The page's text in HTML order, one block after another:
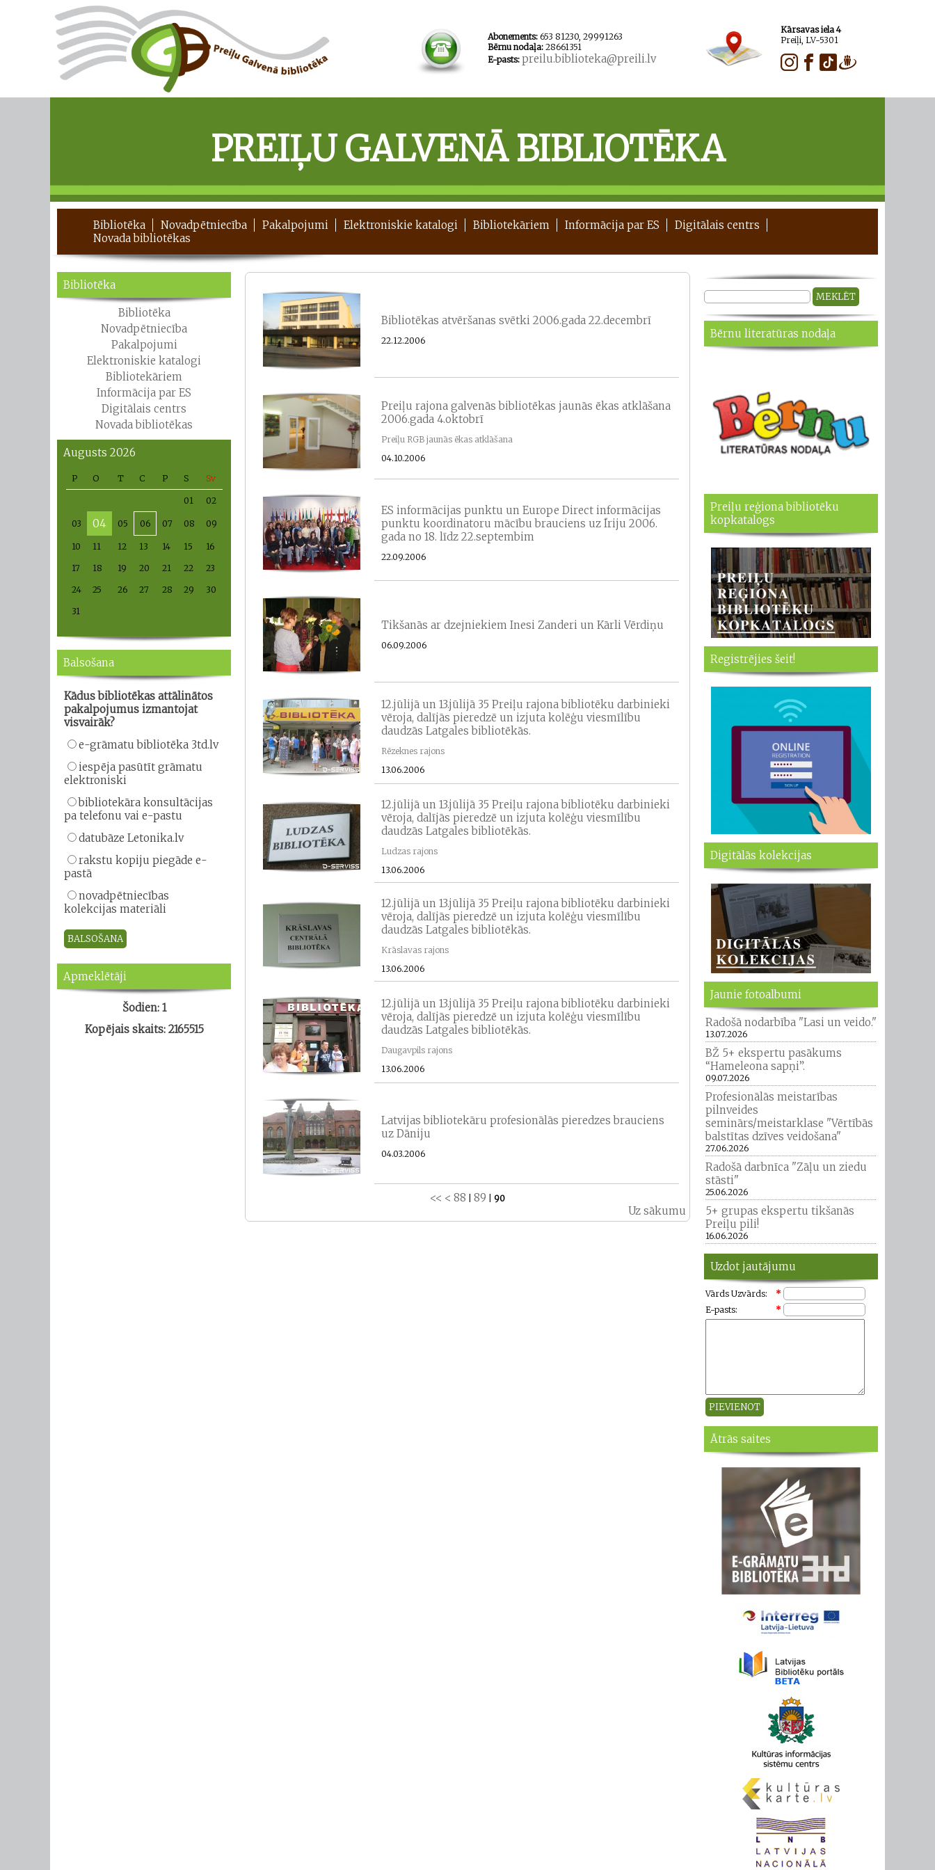
Abonements: 653 81230, 29991263
Bērnu nodaļa: 28661351
E-pasts: preilu.biblioteka@preili.lv
Kārsavas iela 4
Preiļi, LV-5301
PREIĻU GALVENĀ BIBLIOTĒKA
Bibliotēka Novadpētniecība Pakalpojumi Elektroniskie katalogi Bibliotekāriem Informācija par ES
Digitālais centrs
Novada bibliotēkas
Bibliotēka
Bibliotēka
Novadpētniecība
Pakalpojumi
Elektroniskie katalogi
Bibliotekāriem
Informācija par ES
Digitālais centrs
Novada bibliotēkas
Augusts 2026
P O T C P S Sv
01 02
03 04 05 06 07 08 09
10 11 12 13 14 15 16
17 18 19 20 21 22 23
24 25 26 27 28 29 30
31
Balsošana
Kādus bibliotēkas attālinātos
pakalpojumus izmantojat
visvairāk?
e-grāmatu bibliotēka 3td.lv
iespēja pasūtīt grāmatu
elektroniski
bibliotekāra konsultācijas
pa telefonu vai e-pastu
datubāze Letonika.lv
rakstu kopiju piegāde e-
pastā
novadpētniecības
kolekcijas materiāli
Apmeklētāji
Šodien: 1
Kopējais skaits: 2165515
Bibliotēkas atvēršanas svētki 2006.gada 22.decembrī
22.12.2006
Preiļu rajona galvenās bibliotēkas jaunās ēkas atklāšana
2006.gada 4.oktobrī
Preiļu RGB jaunās ēkas atklāšana
04.10.2006
ES informācijas punktu un Europe Direct informācijas
punktu koordinatoru mācību brauciens uz Īriju 2006.
gada no 18. līdz 22.septembim
22.09.2006
Tikšanās ar dzejniekiem Inesi Zanderi un Kārli Vērdiņu
06.09.2006
12.jūlijā un 13.jūlijā 35 Preiļu rajona bibliotēku darbinieki
vēroja, dalījās pieredzē un izjuta kolēģu viesmīlību
daudzās Latgales bibliotēkās.
Rēzeknes rajons
13.06.2006
12.jūlijā un 13.jūlijā 35 Preiļu rajona bibliotēku darbinieki
vēroja, dalījās pieredzē un izjuta kolēģu viesmīlību
daudzās Latgales bibliotēkās.
Ludzas rajons
13.06.2006
12.jūlijā un 13.jūlijā 35 Preiļu rajona bibliotēku darbinieki
vēroja, dalījās pieredzē un izjuta kolēģu viesmīlību
daudzās Latgales bibliotēkās.
Krāslavas rajons
13.06.2006
12.jūlijā un 13.jūlijā 35 Preiļu rajona bibliotēku darbinieki
vēroja, dalījās pieredzē un izjuta kolēģu viesmīlību
daudzās Latgales bibliotēkās.
Daugavpils rajons
13.06.2006
Latvijas bibliotekāru profesionālās pieredzes brauciens
uz Dāniju
04.03.2006
<< < 88 89 90
Uz sākumu
Bērnu literatūras nodaļa
Preiļu reģiona bibliotēku
kopkatalogs
Registrējies šeit!
Digitālās kolekcijas
Jaunie fotoalbumi
Radošā nodarbība "Lasi un veido."
13.07.2026
BŽ 5+ ekspertu pasākums
“Hameleona sapņi”.
09.07.2026
Profesionālās meistarības
pilnveides
seminārs/meistarklase "Vērtībās
balstītas dzīves veidošana"
27.06.2026
Radošā darbnīca "Zāļu un ziedu
stāsti"
25.06.2026
5+ grupas ekspertu tikšanās
Preiļu pili!
16.06.2026
Uzdot jautājumu
Vārds Uzvārds:
*
E-pasts:
*
Ātrās saites